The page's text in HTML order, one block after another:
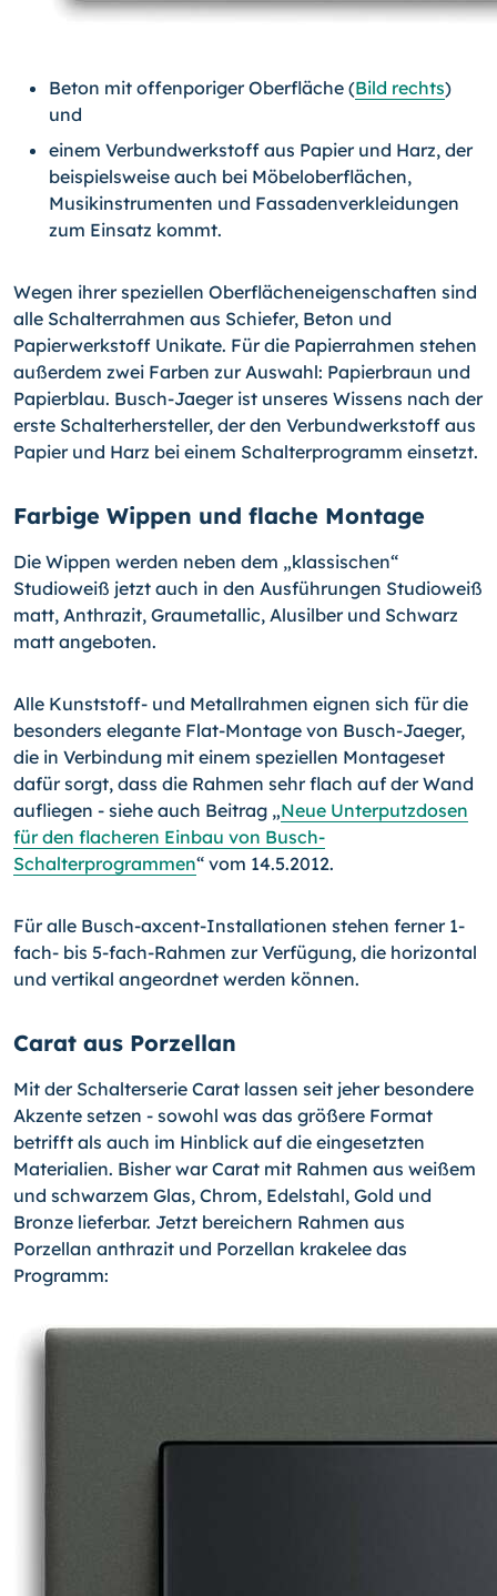
Beton mit offenporiger Oberfläche (Bild rechts)
und
einem Verbundwerkstoff aus Papier und Harz, der
beispielsweise auch bei Möbeloberflächen,
Musikinstrumenten und Fassadenverkleidungen
zum Einsatz kommt.
Wegen ihrer speziellen Oberflächeneigenschaften sind
alle Schalterrahmen aus Schiefer, Beton und
Papierwerkstoff Unikate. Für die Papierrahmen stehen
außerdem zwei Farben zur Auswahl: Papierbraun und
Papierblau. Busch-Jaeger ist unseres Wissens nach der
erste Schalterhersteller, der den Verbundwerkstoff aus
Papier und Harz bei einem Schalterprogramm einsetzt.
Farbige Wippen und flache Montage
Die Wippen werden neben dem „klassischen“
Studioweiß jetzt auch in den Ausführungen Studioweiß
matt, Anthrazit, Graumetallic, Alusilber und Schwarz
matt angeboten.
Alle Kunststoff- und Metallrahmen eignen sich für die
besonders elegante Flat-Mon­tage von Busch-Jaeger,
die in Verbindung mit einem speziellen Montageset
dafür sorgt, dass die Rahmen sehr flach auf der Wand
aufliegen - siehe auch Beitrag „Neue Unterputzdosen
für den flacheren Einbau von Busch-
Schalterprogrammen“ vom 14.5.2012.
Für alle Busch-axcent-Installationen stehen ferner 1-
fach- bis 5-fach-Rahmen zur Verfügung, die horizontal
und vertikal angeordnet werden können.
Carat aus Porzellan
Mit der Schalterserie Carat lassen seit jeher besondere
Akzente setzen - sowohl was das größere Format
betrifft als auch im Hinblick auf die eingesetzten
Materialien. Bisher war Carat mit Rahmen aus weißem
und schwarzem Glas, Chrom, Edelstahl, Gold und
Bronze lieferbar. Jetzt bereichern Rahmen aus
Porzellan anthrazit und Porzellan krakelee das
Programm: